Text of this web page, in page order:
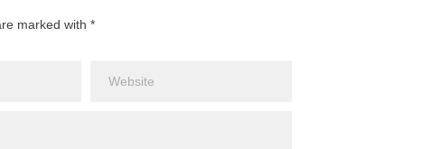
marked with *